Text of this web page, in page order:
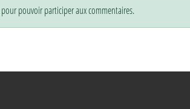
pour pouvoir participer aux commentaires.